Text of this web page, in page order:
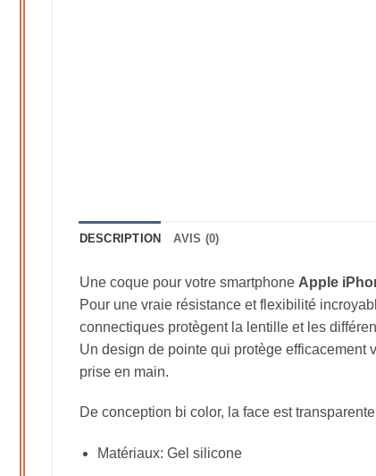
DESCRIPTION AVIS (0)
Une coque pour votre smartphone Apple
Pour une vraie résistance et flexibilité
connectiques protègent la lentille et les
Un design de pointe qui protège efficacement
prise en main.
De conception bi color, la face est
Matériaux: Gel silicone